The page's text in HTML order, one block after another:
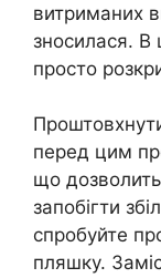
витриманих
зносилася.
просто
перед цим
що
запобігти
спробуйте
пляшку.